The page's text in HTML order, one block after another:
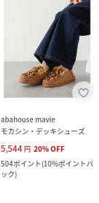
abahouse mavie
モカシン・デッキシューズ
5,544 円 20%OFF
504ポイント(10%ポイントバ
ック)